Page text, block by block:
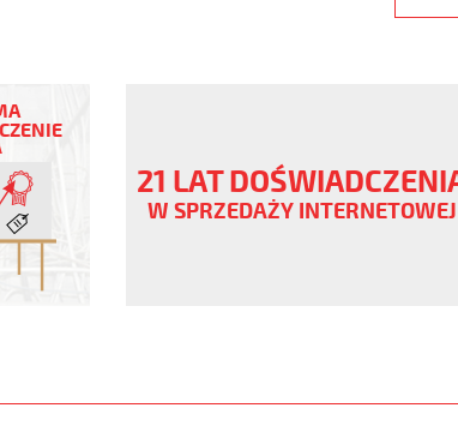
products/1510-
21 LAT
W SPRZEDAŻY INTERNETOWEJ